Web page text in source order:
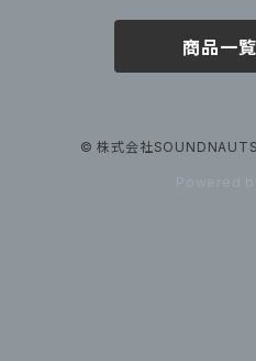
商品一
© 株式会社
Powered